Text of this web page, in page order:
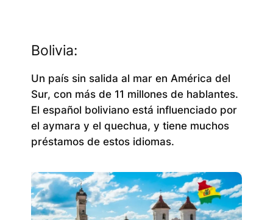
Bolivia:
Un país sin salida al mar en América del
Sur, con más de 11 millones de hablantes.
El español boliviano está influenciado por
el aymara y el quechua, y tiene muchos
préstamos de estos idiomas.